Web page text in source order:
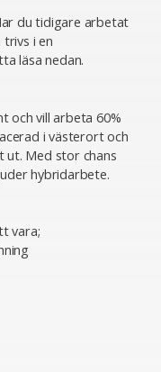
du tidigare arbetat
i en
läsa nedan.
och vill arbeta 60%
i västerort och
Med stor chans
hybridarbete.
vara;